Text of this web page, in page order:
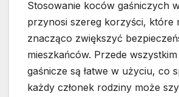
Stosowanie koców gaśniczych
przynosi szereg korzyści, które
znacząco zwiększyć
mieszkańców. Przede
gaśnicze są łatwe w użyciu, co
każdy członek rodziny może